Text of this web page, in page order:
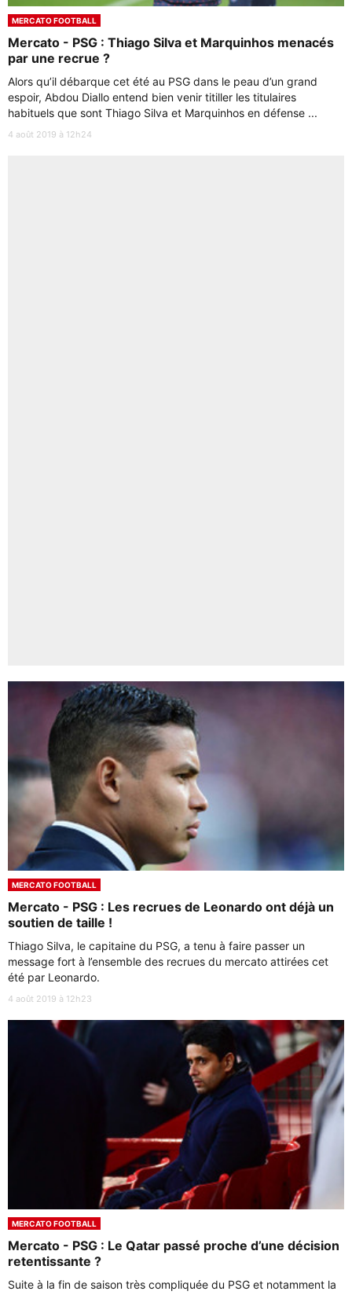
MERCATO FOOTBALL
Mercato - PSG : Thiago Silva et Marquinhos menacés
par une recrue ?
Alors qu’il débarque cet été au PSG dans le peau d’un grand
espoir, Abdou Diallo entend bien venir titiller les titulaires
habituels que sont Thiago Silva et Marquinhos en défense ...
4 août 2019 à 12h24
MERCATO FOOTBALL
Mercato - PSG : Les recrues de Leonardo ont déjà un
soutien de taille !
Thiago Silva, le capitaine du PSG, a tenu à faire passer un
message fort à l’ensemble des recrues du mercato attirées cet
été par Leonardo.
4 août 2019 à 12h23
MERCATO FOOTBALL
Mercato - PSG : Le Qatar passé proche d’une décision
retentissante ?
Suite à la fin de saison très compliquée du PSG et notamment la